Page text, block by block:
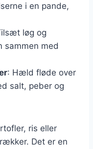
i en pande,
løg og
sammen med
: Hæld fløde over
salt, peber og
ris eller
Det er en